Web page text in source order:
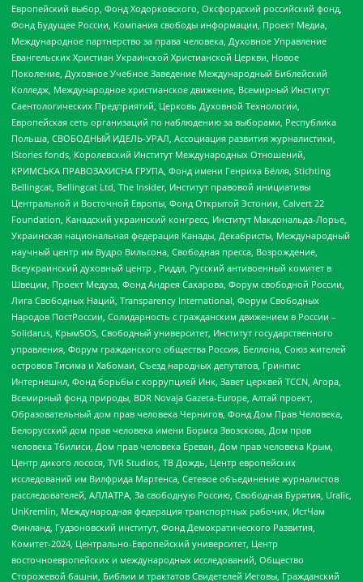
Европейский выбор, Фонд Ходорковского, Оксфордский российский фонд,
Фонд Будущее России, Компания свободы информации, Проект Медиа,
Международное партнерство за права человека, Духовное Управление
Евангельских Христиан Украинской Христианской Церкви, Новое
Поколение, Духовное Учебное Заведение Международный Библейский
Колледж, Международное христианское движение, Всемирный Институт
Саентологических Предприятий, Церковь Духовной Технологии,
Европейская сеть организаций по наблюдению за выборами, Республика
Польша, СВОБОДНЫЙ ИДЕЛЬ-УРАЛ, Ассоциация развития журналистики,
IStories fonds, Королевский Институт Международных Отношений,
КРИМСЬКА ПРАВОЗАХИСНА ГРУПА, Фонд имени Генриха Бёлля, Stichting
Bellingcat, Bellingcat Ltd, The Insider, Институт правовой инициативы
Центральной и Восточной Европы, Фонд Открытой Эстонии, Calvert 22
Foundation, Канадский украинский конгресс, Институт Макдональда-Лорье,
Украинская национальная федерация Канады, Декабристы, Международный
научный центр им Вудро Вильсона, Свободная пресса, Возрождение,
Всеукраинский духовный центр , Риддл, Русский антивоенный комитет в
Швеции, Проект Медуза, Фонд Андрея Сахарова, Форум свободной России,
Лига Свободных Наций, Transparеncy International, Форум Свободных
Народов ПостРоссии, Солидарность с гражданским движением в России –
Solidarus, КрымSOS, Свободный университет, Институт государственного
управления, Форум гражданского общества Россия, Беллона, Союз жителей
островов Тисима и Хабомаи, Съезд народных депутатов, Гринпис
Интернешнл, Фонд борьбы с коррупцией Инк, Завет церквей TCCN, Агора,
Всемирный фонд природы, BDR Novaja Gazeta-Europe, Алтай проект,
Образовательный дом прав человека Чернигов, Фонд Дом Прав Человека,
Белорусский дом прав человека имени Бориса Звозскова, Дом прав
человека Тбилиси, Дом прав человека Ереван, Дом прав человека Крым,
Центр дикого лосося, TVR Studios, ТВ Дождь, Центр европейских
исследований им Вилфрида Мартенса, Сетевое объединение журналистов
расследователей, АЛЛАТРА, За свободную Россию, Свободная Бурятия, Uralic,
UnKremlin, Международная федерация транспортных рабочих, ИстЧам
Финланд, Гудзоновский институт, Фонд Демократического Развития,
Комитет-2024, Центрально-Европейский университет, Центр
восточноевропейских и международных исследований, Общество
Сторожевой башни, Библии и трактатов Свидетелей Иеговы, Гражданский